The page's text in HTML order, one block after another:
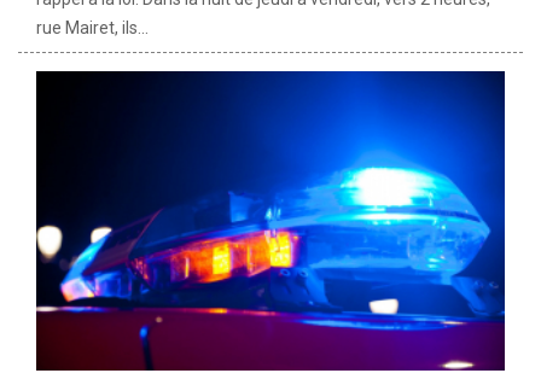
rue Mairet, ils...